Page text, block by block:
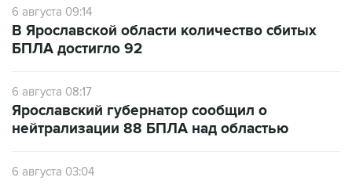
6 августа 09:14
В Ярославской области количество сбитых
БПЛА достигло 92
6 августа 08:17
Ярославский губернатор сообщил о
нейтрализации 88 БПЛА над областью
6 августа 03:04